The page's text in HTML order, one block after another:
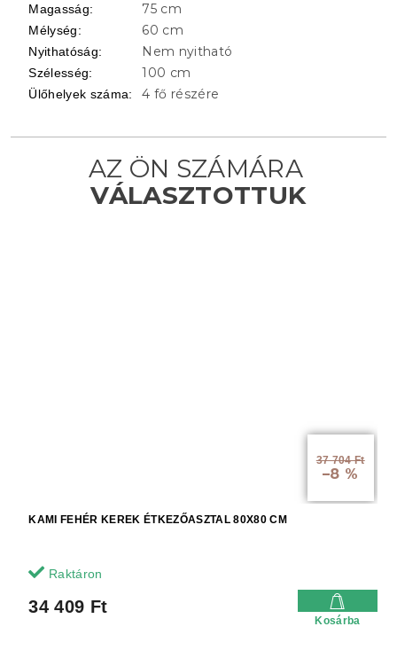
37 704 Ft
–8 %
KAMI FEHÉR KEREK ÉTKEZŐASZTAL 80X80 CM
Raktáron
34 409 Ft
Kosárba
Magasság: 75 cm
Mélység: 60 cm
Nyithatóság: Nem nyitható
Szélesség: 100 cm
Ülőhelyek száma: 4 fő részére